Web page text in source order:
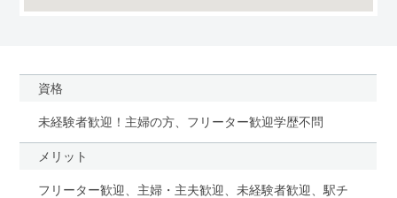
資格
未経験者歓迎！主婦の方、フリーター歓迎学歴不問
メリット
フリーター歓迎、主婦・主夫歓迎、未経験者歓迎、駅チ